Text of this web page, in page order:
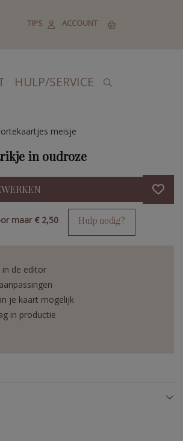
TIPS ACCOUNT
HULP/SERVICE
meisje
in oudroze
maar € 2,50 Hulp nodig?
in de editor
je kaart mogelijk
in productie